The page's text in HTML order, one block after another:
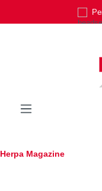
Zum Hauptinhalt
Herpa Magazine